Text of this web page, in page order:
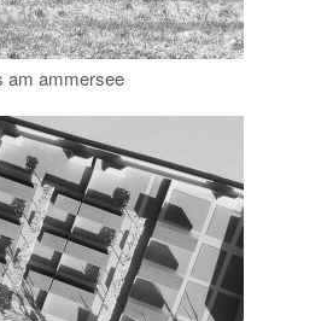
am ammersee